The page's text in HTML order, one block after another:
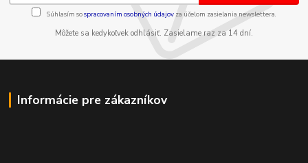
Súhlasím sospracovaním osobných údajov za účelom zasielania newslettera.
Môžete sa kedykoľvek odhlásiť. Zasielame raz za 14 dní.
Informácie pre zákazníkov